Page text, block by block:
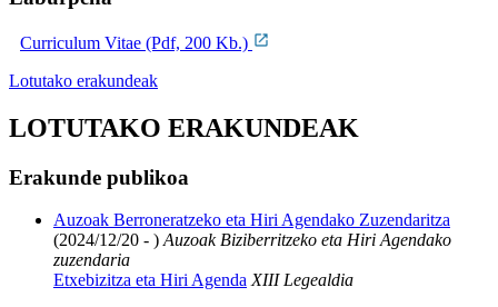
Curriculum Vitae (Pdf, 200 Kb.)
Lotutako erakundeak
LOTUTAKO ERAKUNDEAK
Erakunde publikoa
Auzoak Berroneratzeko eta Hiri Agendako Zuzendaritza
(2024/12/20 - ) Auzoak Biziberritzeko eta Hiri Agendako
zuzendaria
Etxebizitza eta Hiri Agenda XIII Legealdia